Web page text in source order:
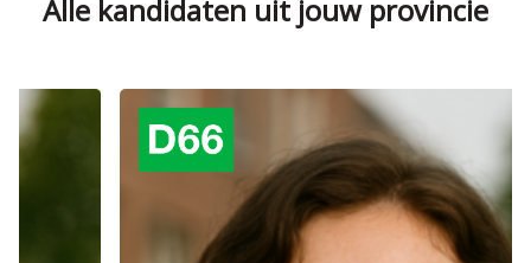
Alle kandidaten uit jouw provincie